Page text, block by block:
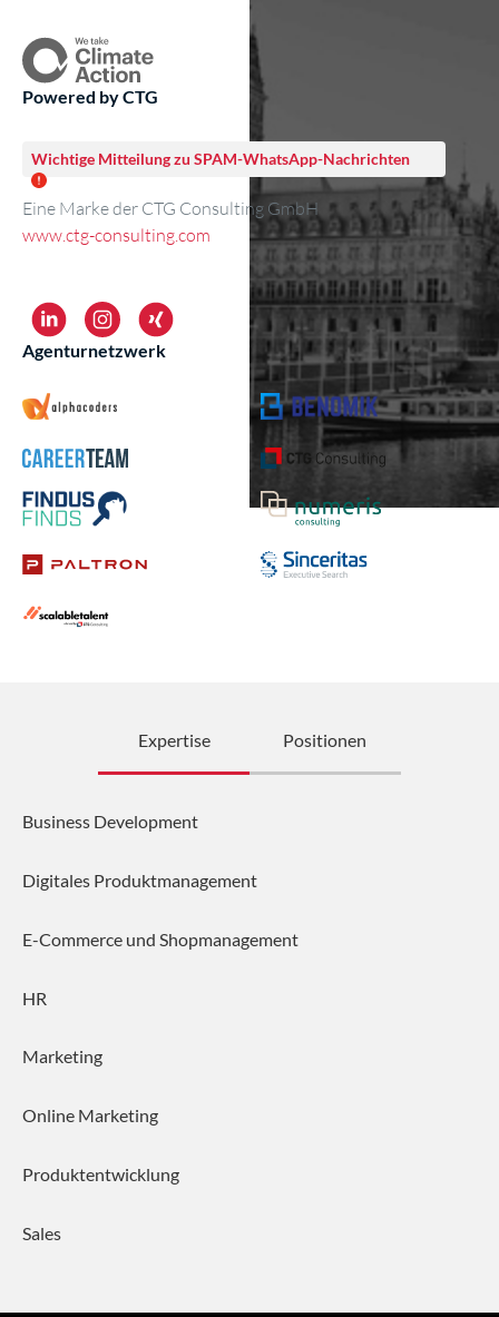
Powered by CTG
Wichtige Mitteilung zu SPAM-WhatsApp-Nachrichten
Eine Marke der CTG Consulting GmbH
www.ctg-consulting.com
Agenturnetzwerk
Expertise Positionen
Business Development
Digitales Produktmanagement
E-Commerce und Shopmanagement
HR
Marketing
Online Marketing
Produktentwicklung
Sales